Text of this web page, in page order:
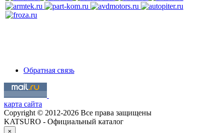
Обратная связь
карта сайта
Copyright © 2012-2026 Все права защищены
KATSURO - Официальный каталог
×